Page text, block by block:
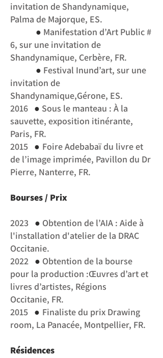
invitation de Shandynamique,
Palma de Majorque, ES.
● Manifestation d’Art Public #
6, sur une invitation de
Shandynamique, Cerbère, FR.
● Festival Inund’art, sur une
invitation de
Shandynamique,Gérone, ES.
2016 ● Sous le manteau : À la
sauvette, exposition itinérante,
Paris, FR.
2015 ● Foire Adebabaï du livre et
de l’image imprimée, Pavillon du Dr
Pierre, Nanterre, FR.
Bourses / Prix
2023 ● Obtention de l’AIA : Aide à
l'installation d'atelier de la DRAC
Occitanie.
2022 ● Obtention de la bourse
pour la production :Œuvres d’art et
livres d’artistes, Régions
Occitanie, FR.
2015 ● Finaliste du prix Drawing
room, La Panacée, Montpellier, FR.
Résidences